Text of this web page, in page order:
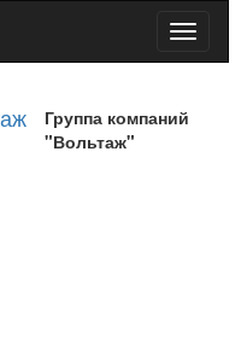
Toggle
Группа компаний
"Вольтаж"